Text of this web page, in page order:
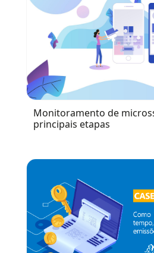
Monitoramento de
principais etapas